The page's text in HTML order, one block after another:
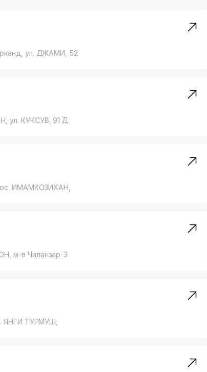
ул. ДЖАМИ , 52
,ул. КУКСУВ , 91 Д
ИМАМКОЗИХАН
м-в Чиланзар-3
ЯНГИ ТУРМУШ